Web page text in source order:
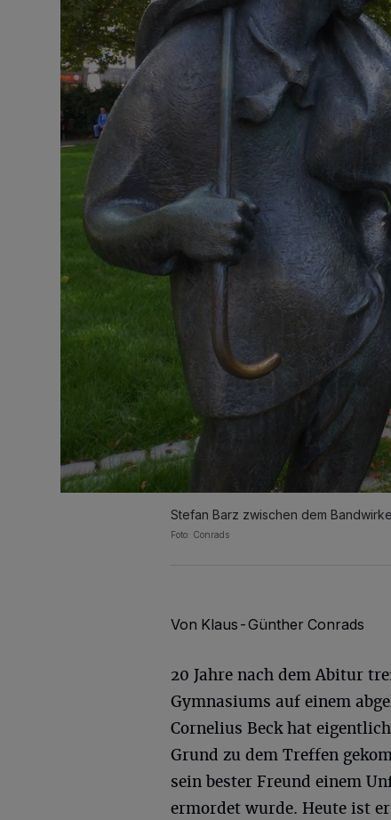
Stefan Barz zwischen dem
Foto: Conrads
Von Klaus-Günther Conrads
20 Jahre nach dem Abitur
Gymnasiums auf einem
Cornelius Beck hat
Grund zu dem Treffen
sein bester Freund einem
ermordet wurde. Heute ist